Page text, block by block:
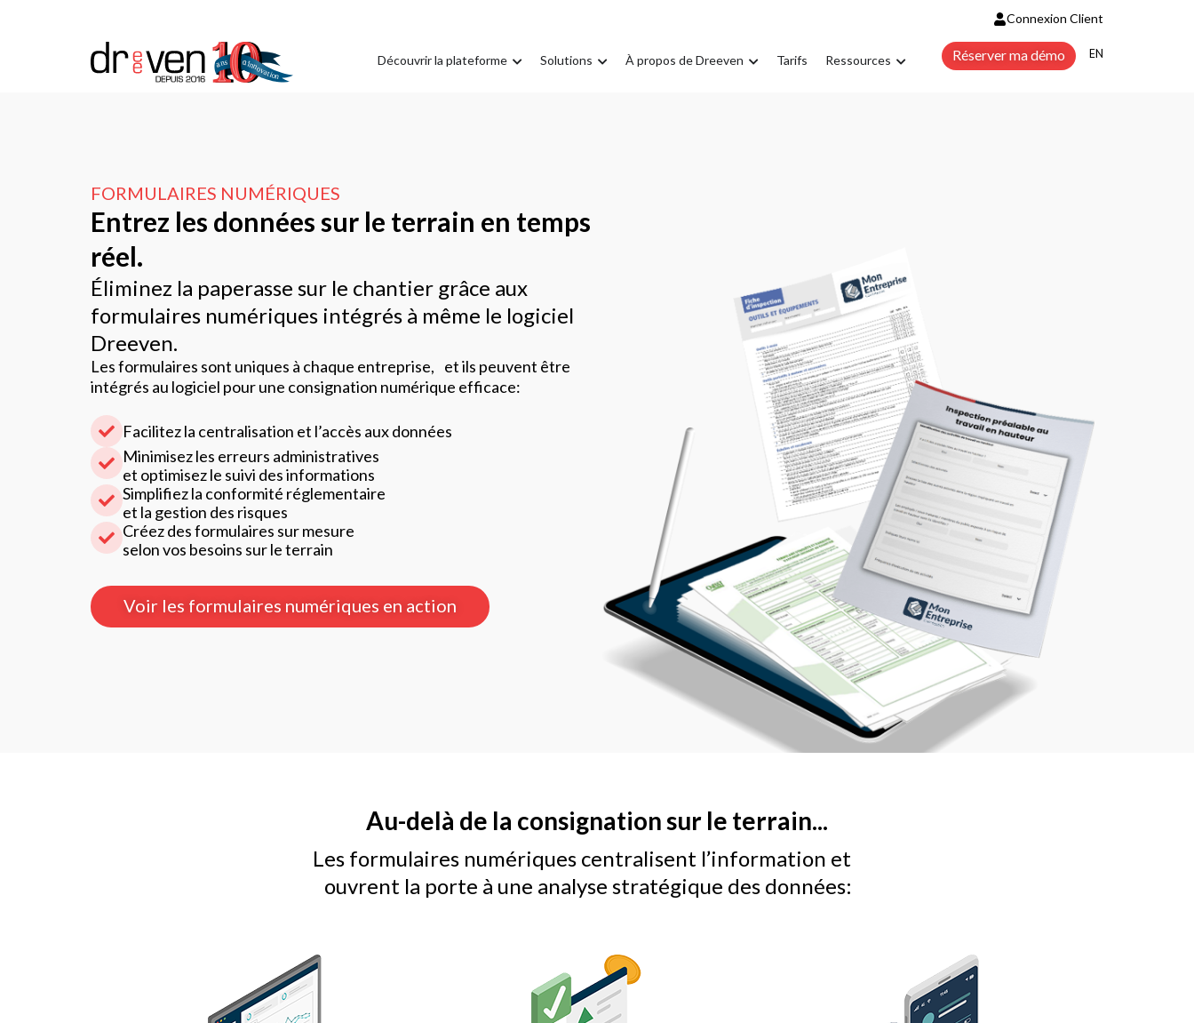
Connexion Client
Découvrir la plateforme Solutions À propos de Dreeven Tarifs Ressources Réserver ma démo ENGLISH
FORMULAIRES NUMÉRIQUES
Entrez les données sur le terrain en temps
réel.
Éliminez la paperasse sur le chantier grâce aux
formulaires numériques intégrés à même le logiciel
Dreeven.
Les formulaires sont uniques à chaque entreprise, et ils peuvent être
intégrés au logiciel pour une consignation numérique efficace:
Facilitez la centralisation et l’accès aux données​
Minimisez les erreurs administratives
et optimisez le suivi des informations
Simplifiez la conformité réglementaire
et la gestion des risques
Créez des formulaires sur mesure
selon vos besoins sur le terrain
Voir les formulaires numériques en action
Au-delà de la consignation sur le terrain...
Les formulaires numériques centralisent l’information et
ouvrent la porte à une analyse stratégique des données: